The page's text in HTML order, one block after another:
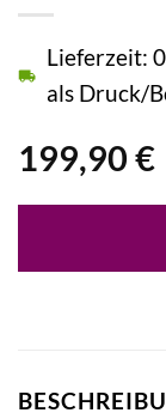
199,90 €
Lieferzeit:
als Druck/